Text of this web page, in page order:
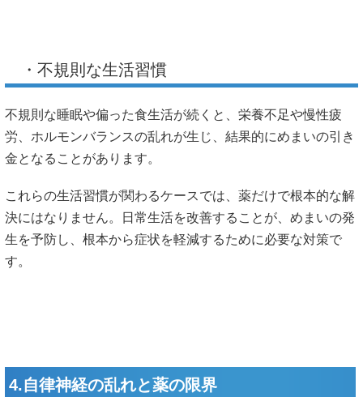
・不規則な生活習慣
不規則な睡眠や偏った食生活が続くと、栄養不足や慢性疲
労、ホルモンバランスの乱れが生じ、結果的にめまいの引き
金となることがあります。
これらの生活習慣が関わるケースでは、薬だけで根本的な解
決にはなりません。日常生活を改善することが、めまいの発
生を予防し、根本から症状を軽減するために必要な対策で
す。
4.自律神経の乱れと薬の限界